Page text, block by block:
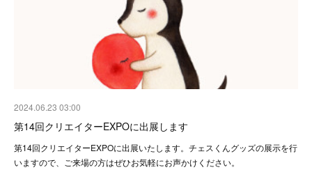
2024.06.23 03:00
第14回クリエイターEXPOに出展します
第14回クリエイターEXPOに出展いたします。チェスくんグッズの展示を行
いますので、ご来場の方はぜひお気軽にお声かけください。